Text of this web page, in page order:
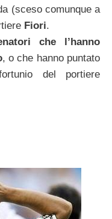
(sceso comunque a
Fiori.
che l’hanno
, o che hanno puntato
del portiere